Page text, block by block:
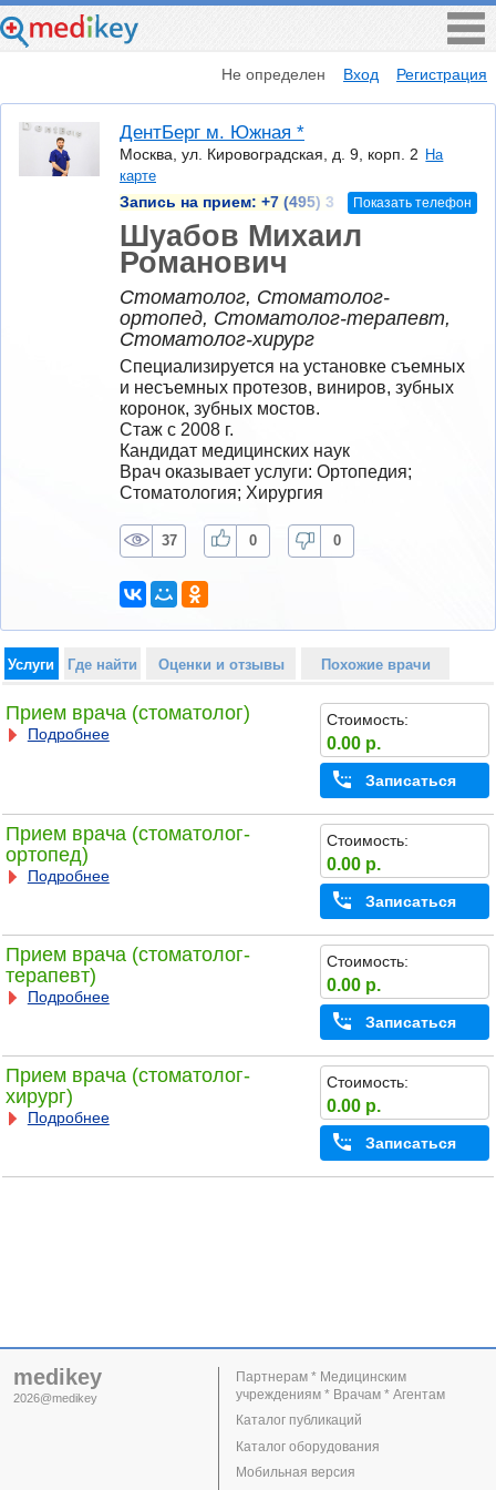
Не определен Вход Регистрация
ДентБерг м. Южная *
Москва, ул. Кировоградская, д. 9, корп. 2 На
карте
Запись на прием: +7 (495) 3 Показать телефон
Шуабов Михаил
Романович
Стоматолог, Стоматолог-
ортопед, Стоматолог-терапевт,
Стоматолог-хирург
Специализируется на установке съемных
и несъемных протезов, виниров, зубных
коронок, зубных мостов.
Стаж с 2008 г.
Кандидат медицинских наук
Врач оказывает услуги: Ортопедия;
Стоматология; Хирургия
37 0 0
Услуги Где найти Оценки и отзывы Похожие врачи
Прием врача (стоматолог)
Подробнее
Стоимость:
0.00 р.
Записаться
Прием врача (стоматолог-
ортопед)
Подробнее
Стоимость:
0.00 р.
Записаться
Прием врача (стоматолог-
терапевт)
Подробнее
Стоимость:
0.00 р.
Записаться
Прием врача (стоматолог-
хирург)
Подробнее
Стоимость:
0.00 р.
Записаться
medikey
2026@medikey
Партнерам * Медицинским
учреждениям * Врачам * Агентам
Каталог публикаций
Каталог оборудования
Мобильная версия